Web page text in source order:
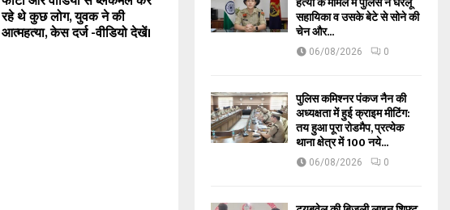
रहे थे कुछ लोग, युवक ने की
आत्महत्या, केस दर्ज -वीडियो देखें।
सहायिका व उसके बेटे से सोने की
चेन और...
06/08/2026 0
पुलिस कमिश्नर पंकज नैन की
अध्यक्षता में हुई क्राइम मीटिंग:
तय हुआ पूरा रोडमैप, प्रत्येक
थाना क्षेत्र में 100 नये...
06/08/2026 0